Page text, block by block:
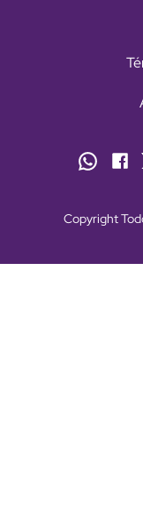
Copyright